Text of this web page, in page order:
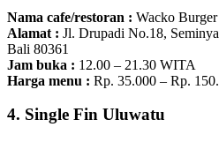
Nama cafe/restoran : Wacko
Alamat : Jl. Drupadi No.18,
Bali 80361
Jam buka : 12.00 – 21.30 WITA
Harga menu : Rp. 35.000 – Rp.
4. Single Fin Uluwatu